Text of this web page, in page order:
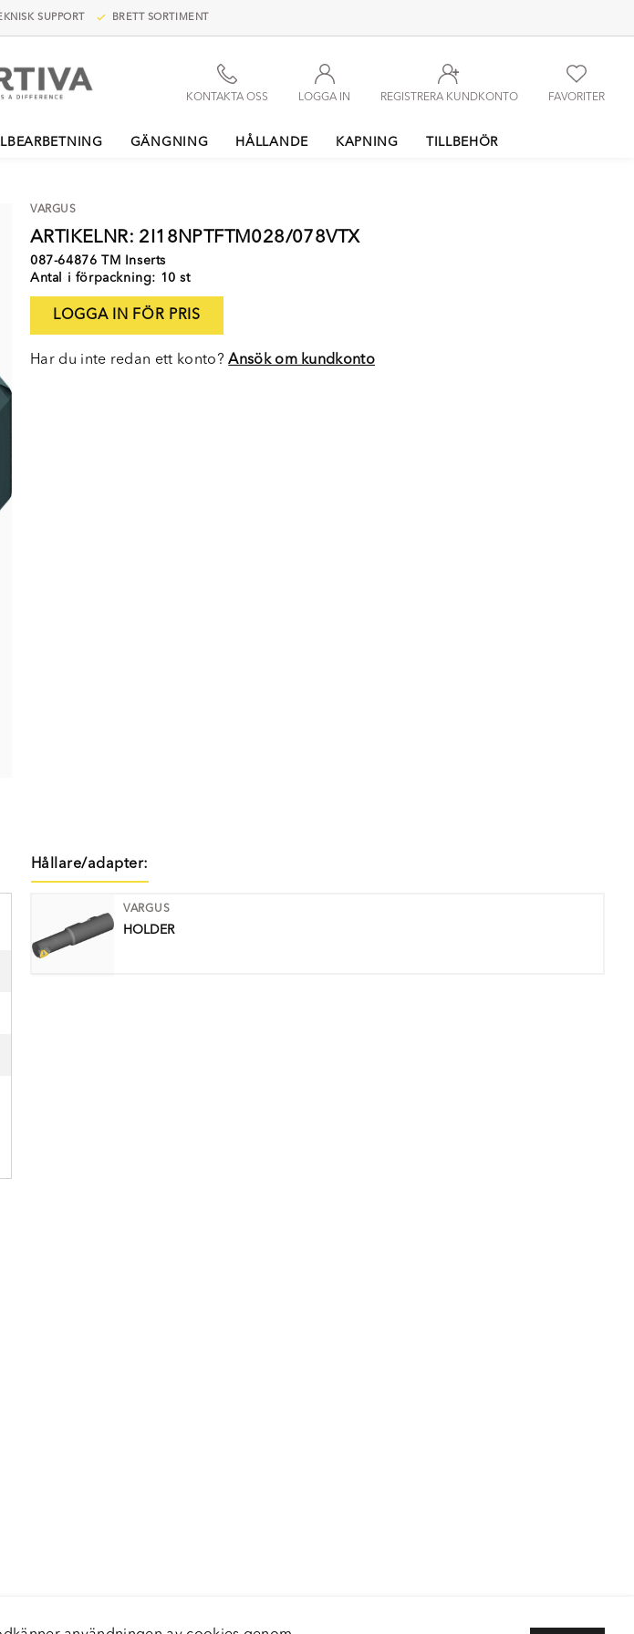
SUPPORT BRETT SORTIMENT
FAVORITER
REGISTRERA KUNDKONTO
LOGGA IN
KONTAKTA OSS
GÄNGNING HÅLLANDE KAPNING TILLBEHÖR
VARGUS
ARTIKELNR: 2I18NPTFTM028/078VTX
087-64876 TM Inserts
Antal i förpackning: 10 st
LOGGA IN FÖR PRIS
Har du inte redan ett konto?Ansök om kundkonto
Hållare/adapter:
VARGUS
HOLDER